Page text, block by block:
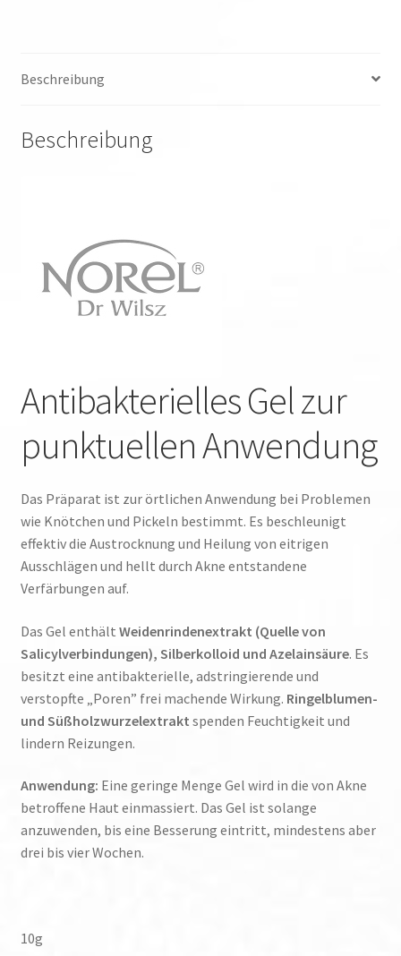
Beschreibung
Beschreibung
Antibakterielles Gel zur
punktuellen Anwendung
Das Präparat ist zur örtlichen Anwendung bei Problemen
wie Knötchen und Pickeln bestimmt. Es beschleunigt
effektiv die Austrocknung und Heilung von eitrigen
Ausschlägen und hellt durch Akne entstandene
Verfärbungen auf.
Das Gel enthält Weidenrindenextrakt (Quelle von
Salicylverbindungen), Silberkolloid und Azelainsäure. Es
besitzt eine antibakterielle, adstringierende und
verstopfte „Poren” frei machende Wirkung. Ringelblumen-
und Süßholzwurzelextrakt spenden Feuchtigkeit und
lindern Reizungen.
Anwendung: Eine geringe Menge Gel wird in die von Akne
betroffene Haut einmassiert. Das Gel ist solange
anzuwenden, bis eine Besserung eintritt, mindestens aber
drei bis vier Wochen.
10g